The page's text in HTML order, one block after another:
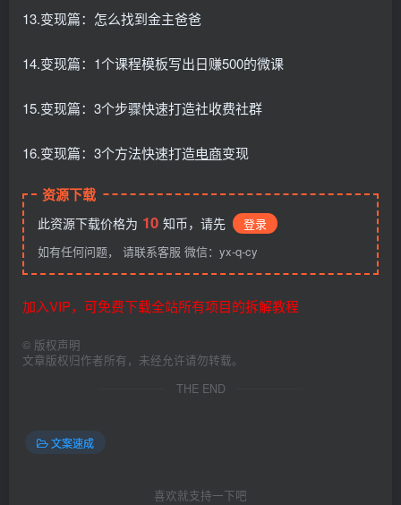
13.变现篇：怎么找到金主爸爸
14.变现篇：1个课程模板写出日赚500的微课
15.变现篇：3个步骤快速打造社收费社群
16.变现篇：3个方法快速打造电商变现
资源下载
此资源下载价格为 10 知币，请先
登录
如有任何问题， 请联系客服 微信：yx-q-cy
加入VIP，可免费下载全站所有项目的拆解教程
© 版权声明
文章版权归作者所有，未经允许请勿转载。
THE END
文案速成
喜欢就支持一下吧